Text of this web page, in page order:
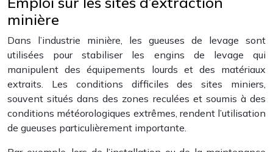
minière
Dans l’industrie minière, les gueuses de levage sont
utilisées pour stabiliser les engins de levage qui
manipulent des équipements lourds et des matériaux
extraits. Les conditions difficiles des sites miniers,
souvent situés dans des zones reculées et soumis à des
conditions météorologiques extrêmes, rendent l’utilisation
de gueuses particulièrement importante.